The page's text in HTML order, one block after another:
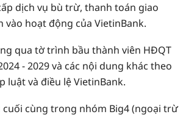
dịch vụ bù trừ, thanh toán giao
vào hoạt động của VietinBank.
qua tờ trình bầu thành viên HĐQT
- 2029 và các nội dung khác theo
luật và điều lệ VietinBank.
cuối cùng trong nhóm Big4 (ngoại trừ